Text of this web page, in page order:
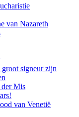
van Nazareth
signeur zijn
der Mis
van Venetië